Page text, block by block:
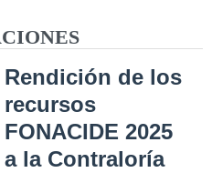
Rendición de los
recursos
FONACIDE 2025
a la Contraloría